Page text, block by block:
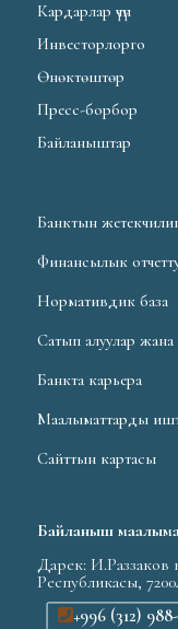
Кардарлар үчүн
Инвесторлорго
Өнөктөштөр
Пресс-борбор
Байланыштар
Банктын
Финансылык
Нормативдик база
Сатып алуулар жана
Банкта карьера
Маалыматтарды
Сайттын картасы
Байланыш
Дарек: И.Раззаков
Республикасы,
+996 (312)